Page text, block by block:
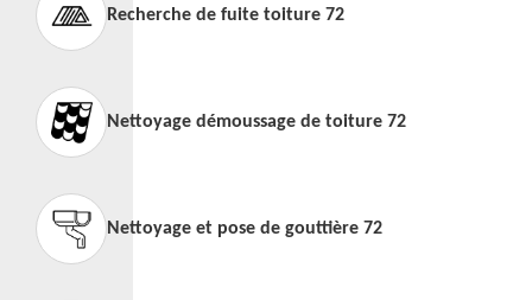
Recherche de fuite toiture 72
Nettoyage démoussage de toiture 72
Nettoyage et pose de gouttière 72